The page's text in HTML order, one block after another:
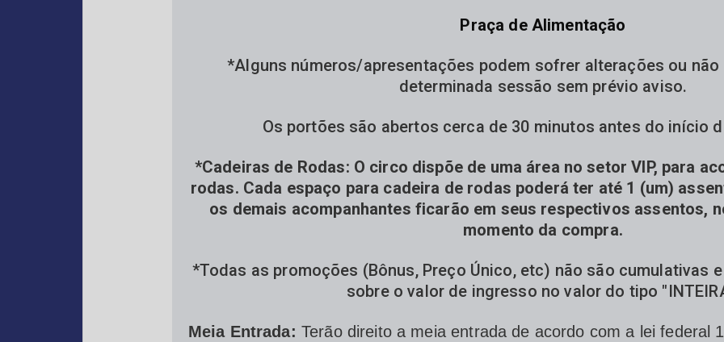
Praça de Alimentação
*Alguns números/apresentações podem sofrer alterações ou não
determinada sessão sem prévio aviso.
Os portões são abertos cerca de 30 minutos antes do início
*Cadeiras de Rodas: O circo dispõe de uma área no setor VIP, para
rodas. Cada espaço para cadeira de rodas poderá ter até 1 (um)
os demais acompanhantes ficarão em seus respectivos assentos,
momento da compra.
*Todas as promoções (Bônus, Preço Único, etc) não são cumulativas
sobre o valor de ingresso no valor do tipo
Meia Entrada: Terão direito a meia entrada de acordo com a lei federal